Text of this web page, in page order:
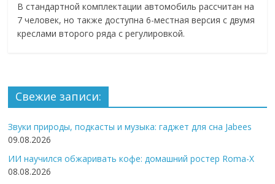
В стандартной комплектации автомобиль рассчитан на
7 человек, но также доступна 6-местная версия с двумя
креслами второго ряда с регулировкой.
Свежие записи:
Звуки природы, подкасты и музыка: гаджет для сна Jabees
09.08.2026
ИИ научился обжаривать кофе: домашний ростер Roma-X
08.08.2026